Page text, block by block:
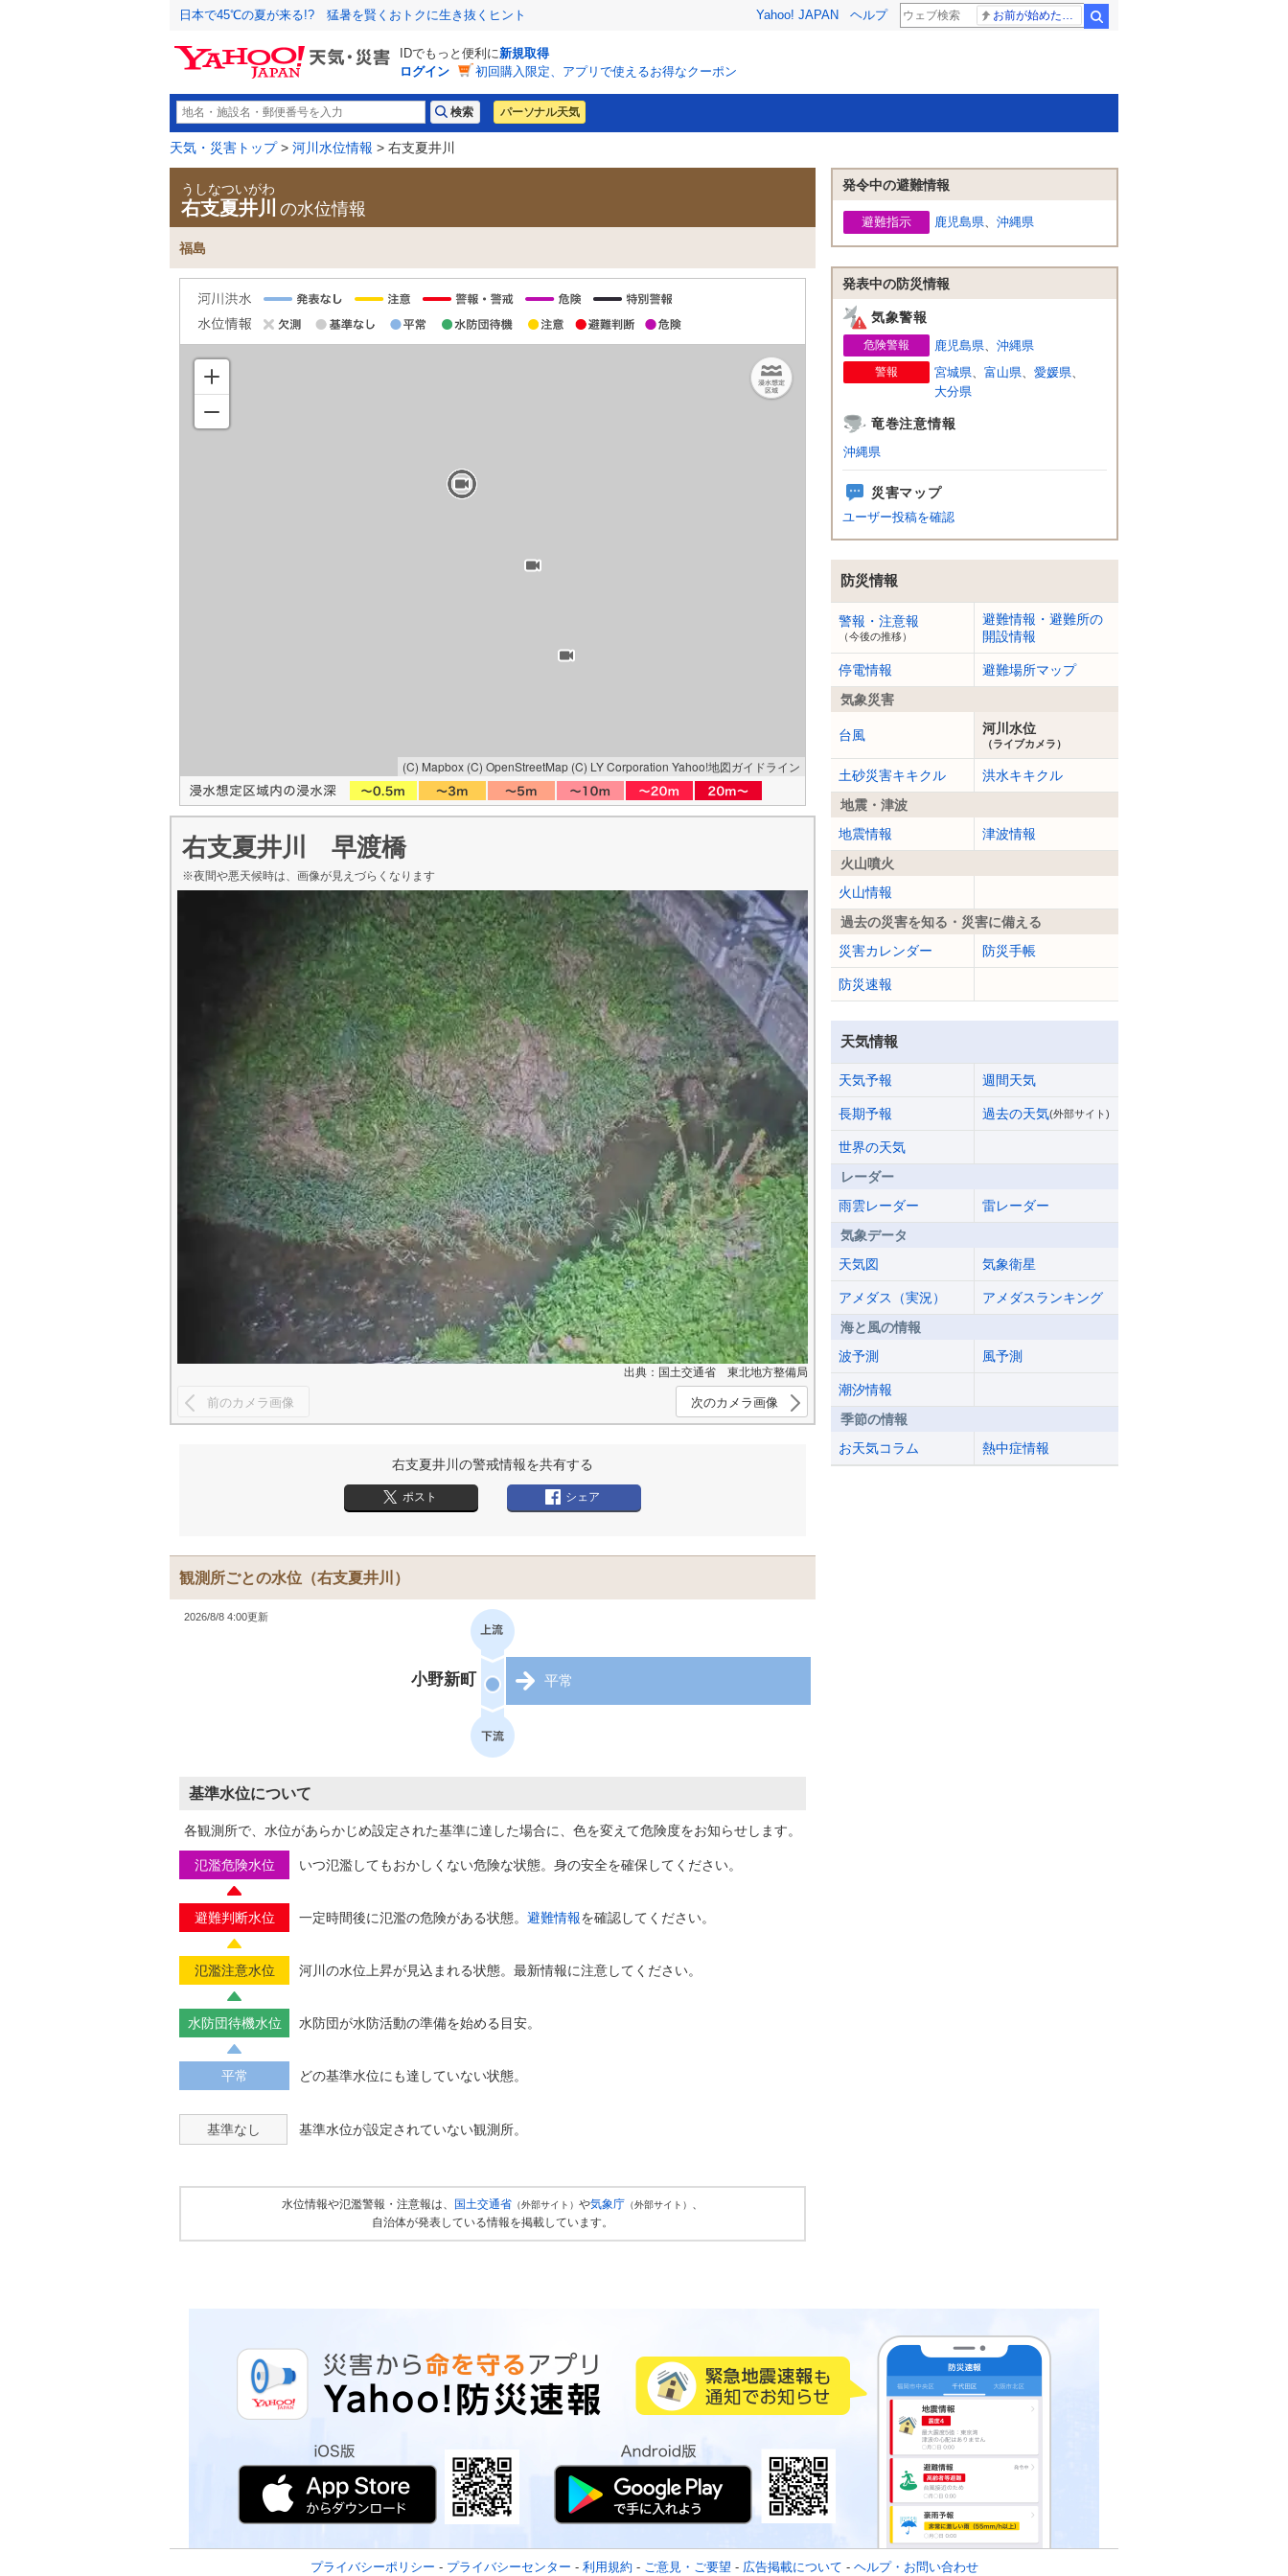
日本で45℃の夏が来る!? 猛暑を賢くおトクに生き抜くヒント Yahoo! JAPAN ヘルプ
IDでもっと便利に新規取得
ログイン
初回購入限定、アプリで使えるお得なクーポン
パーソナル天気
天気・災害トップ> 河川水位情報 > 右支夏井川
うしなついがわ
右支夏井川 の水位情報
福島
(C) Mapbox (C) OpenStreetMap (C) LY Corporation Yahoo!地図ガイドライン
右支夏井川 早渡橋
※夜間や悪天候時は、 画像が見えづらくなります
出典：国土交通省 東北地方整備局
前のカメラ画像 次のカメラ画像
右支夏井川の警戒情報を共有する
ポスト シェア
観測所ごとの水位 （右支夏井川）
2026/8/8 4:00更新
小野新町 平常
基準水位について
各観測所で、水位があらかじめ設定された基準に達した場合に、色を変えて危険度をお知らせします。
氾濫危険水位 いつ氾濫してもおかしくない危険な状態。身の安全を確保してください。
避難判断水位 一定時間後に氾濫の危険がある状態。 避難情報を確認してください。
氾濫注意水位 河川の水位上昇が見込まれる状態。最新情報に注意してください。
水防団待機水位 水防団が水防活動の準備を始める目安。
平常 どの基準水位にも達していない状態。
基準なし 基準水位が設定されていない観測所。
水位情報や氾濫警報・注意報は、 国土交通省 （外部サイト） や気象庁 （外部サイト）
自治体が発表している情報を掲載しています。
発令中の避難情報
避難指示 鹿児島県、 沖縄県
発表中の防災情報
気象警報
危険警報 鹿児島県、 沖縄県
警報 宮城県、 富山県、 愛媛県、
大分県
竜巻注意情報
沖縄県
災害マップ
ユーザー投稿を確認
防災情報
警報・注意報
（今後の推移）
避難情報・避難所の
開設情報
停電情報
避難場所マップ
気象災害
台風 河川水位
（ライブカメラ）
土砂災害キキクル
洪水キキクル
地震・津波
地震情報
津波情報
火山噴火
火山情報
過去の災害を知る・災害に備える
災害カレンダー
防災手帳
防災速報
天気情報
天気予報 週間天気
長期予報 過去の天気(外部サイト)
世界の天気
レーダー
雨雲レーダー
雷レーダー
気象データ
天気図
気象衛星
アメダス（実況）
アメダスランキング
海と風の情報
波予測
風予測
潮汐情報
季節の情報
お天気コラム
熱中症情報
プライバシーポリシー - プライバシーセンター - 利用規約 - ご意見・ご要望 - 広告掲載について - ヘルプ・お問い合わせ